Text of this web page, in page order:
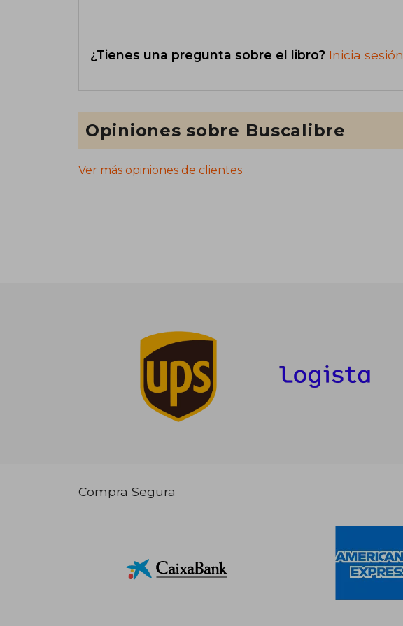
¿Tienes una pregunta sobre el libro? Inicia sesión
Opiniones sobre Buscalibre
Ver más opiniones de clientes
Compra Segura